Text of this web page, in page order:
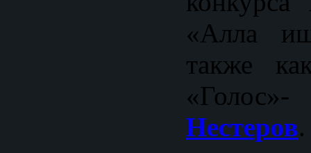
«Алла
также
Нестеров.